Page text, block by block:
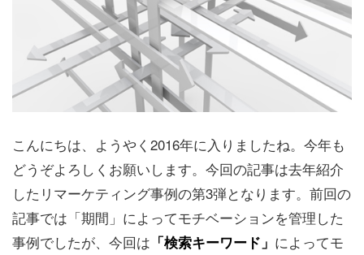
こんにちは、ようやく2016年に入りましたね。今年も
どうぞよろしくお願いします。今回の記事は去年紹介
したリマーケティング事例の第3弾となります。前回の
記事では「期間」によってモチベーションを管理した
事例でしたが、今回は 「検索キーワード」 によってモ